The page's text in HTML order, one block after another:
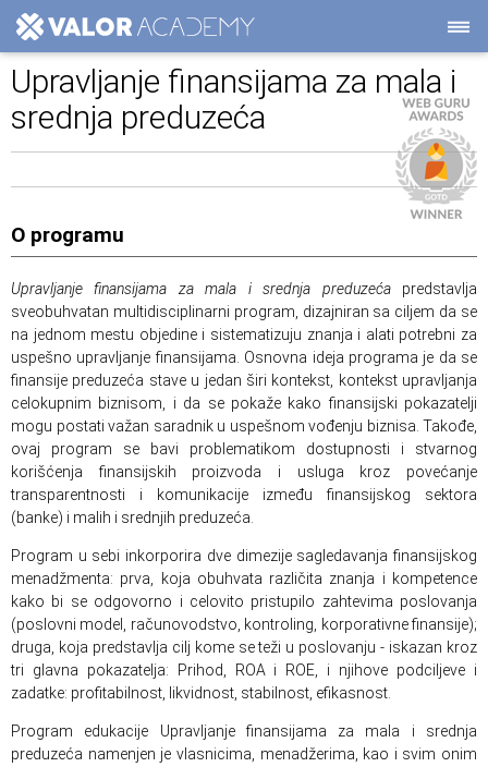
Upravljanje finansijama za mala i
srednja preduzeća
O programu
Upravljanje finansijama za mala i srednja preduzećapredstavlja
sveobuhvatan multidisciplinarni program, dizajniran sa ciljem da se
na jednom mestu objedine i sistematizuju znanja i alati potrebni za
uspešno upravljanje finansijama. Osnovna ideja programa je da se
finansije preduzeća stave u jedan širi kontekst, kontekst upravljanja
celokupnim biznisom, i da se pokaže kako finansijski pokazatelji
mogu postati važan saradnik u uspešnom vođenju biznisa. Takođe,
ovaj program se bavi problematikom dostupnosti i stvarnog
korišćenja finansijskih proizvoda i usluga kroz povećanje
transparentnosti i komunikacije između finansijskog sektora
(banke) i malih i srednjih preduzeća.
Program u sebi inkorporira dve dimezije sagledavanja finansijskog
menadžmenta: prva, koja obuhvata različita znanja i kompetence
kako bi se odgovorno i celovito pristupilo zahtevima poslovanja
(poslovni model, računovodstvo, kontroling, korporativne finansije);
druga, koja predstavlja cilj kome se teži u poslovanju - iskazan kroz
tri glavna pokazatelja: Prihod, ROA i ROE, i njihove podciljeve i
zadatke: profitabilnost, likvidnost, stabilnost, efikasnost.
Program edukacije Upravljanje finansijama za mala i srednja
preduzeća namenjen je vlasnicima, menadžerima, kao i svim onim